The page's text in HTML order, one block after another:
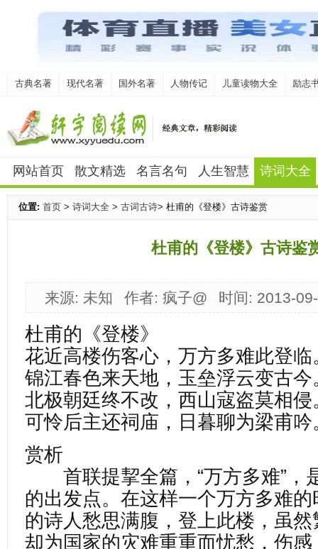
古典名著 现代名著 国外名著 人物传记 儿童读物大全 励志
网站首页 散文精选 名言名句 人生智慧 诗词大全
位置: 首页 > 诗词大全 > 古词古诗> 杜甫的《登楼》古诗鉴赏
杜甫的《登楼》古诗鉴
来源: 未知 作者: 疯子@ 时间: 2013-
杜甫的《登楼》
花近高楼伤客心，万方多难此登临
锦江春色来天地，玉垒浮云变古今
北极朝廷终不改，西山寇盗莫相侵
可怜后主还祠庙，日暮聊为梁甫吟
赏析
首联提挈全篇，“万方多难”，
的出发点。在这样一个万方多难
的诗人愁思满腹，登上此楼，虽
却为国家的灾难重重而忧愁，伤